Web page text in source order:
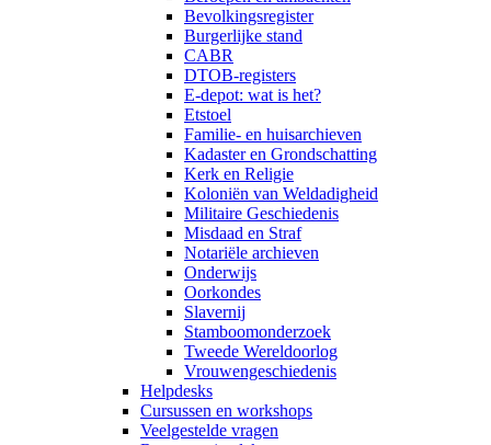
Bevolkingsregister
Burgerlijke stand
CABR
DTOB-registers
E-depot: wat is het?
Etstoel
Familie- en huisarchieven
Kadaster en Grondschatting
Kerk en Religie
Koloniën van Weldadigheid
Militaire Geschiedenis
Misdaad en Straf
Notariële archieven
Onderwijs
Oorkondes
Slavernij
Stamboomonderzoek
Tweede Wereldoorlog
Vrouwengeschiedenis
Helpdesks
Cursussen en workshops
Veelgestelde vragen